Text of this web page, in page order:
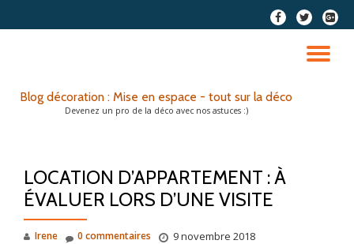
fa-
facebook
fa-
twitter
fa-
plus-
Blog décoration : Mise en espace - tout sur la déco
Devenez un pro de la déco avec nos astuces :)
LOCATION D’APPARTEMENT : À
ÉVALUER LORS D’UNE VISITE
Irene 9 novembre 2018
0 commentaires